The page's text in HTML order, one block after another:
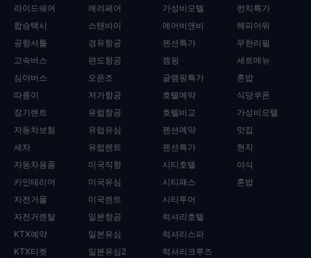
라이드쉐어
합승택시
공항셔틀
고속버스
심야버스
따릉이
장기렌트
자동차보험
세차
자동차용품
카인테리어
자전거몰
자전거렌탈
KTX예약
KTX티켓
에러페어
스탠바이
경유항공
편도항공
오픈조
저가항공
유럽항공
유럽유심
유럽렌트
미국직항
미국유심
미국렌트
일본항공
일본유심
일본유심2
가성비모텔
에어비앤비
펜션특가
캠핑
글램핑특가
호텔예약
호텔비교
펜션예약
펜션특가
시티호텔
시티패스
시티투어
럭셔리호텔
럭셔리스파
럭셔리크루즈
런치특가
해피아워
무한리필
세트메뉴
혼밥
식당쿠폰
가성비모텔
맛집
현지
야식
혼밥